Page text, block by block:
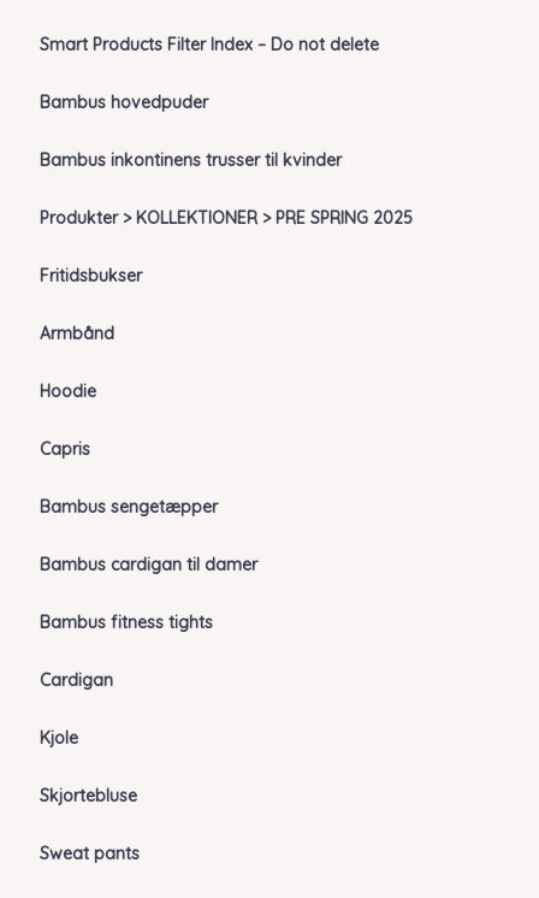
Smart Products Filter Index – Do not delete
Bambus hovedpuder
Bambus inkontinens trusser til kvinder
Produkter > KOLLEKTIONER > PRE SPRING 2025
Fritidsbukser
Armbånd
Hoodie
Capris
Bambus sengetæpper
Bambus cardigan til damer
Bambus fitness tights
Cardigan
Kjole
Skjortebluse
Sweat pants